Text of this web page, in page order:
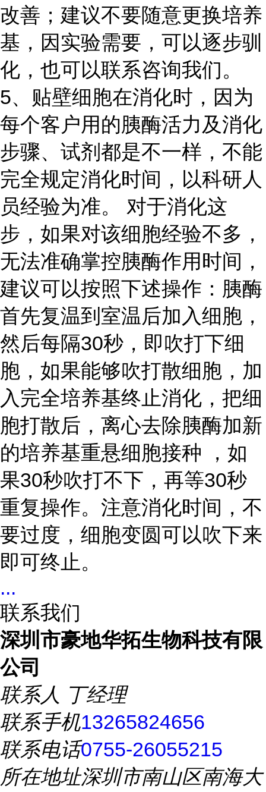
改善；建议不要随意更换培养
基，因实验需要，可以逐步驯
化，也可以联系咨询我们。
5、贴壁细胞在消化时，因为
每个客户用的胰酶活力及消化
步骤、试剂都是不一样，不能
完全规定消化时间，以科研人
员经验为准。 对于消化这
步，如果对该细胞经验不多，
无法准确掌控胰酶作用时间，
建议可以按照下述操作：胰酶
首先复温到室温后加入细胞，
然后每隔30秒，即吹打下细
胞，如果能够吹打散细胞，加
入完全培养基终止消化，把细
胞打散后，离心去除胰酶加新
的培养基重悬细胞接种 ，如
果30秒吹打不下，再等30秒
重复操作。注意消化时间，不
要过度，细胞变圆可以吹下来
即可终止。
...
联系我们
深圳市豪地华拓生物科技有限
公司
联系人 丁经理
联系手机13265824656
联系电话0755-26055215
所在地址深圳市南山区南海大